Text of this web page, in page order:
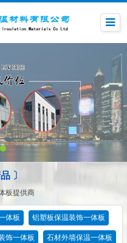
〕
板提供商
体板 铝塑板保温装饰一体板
饰一体板 石材外墙保温一体板